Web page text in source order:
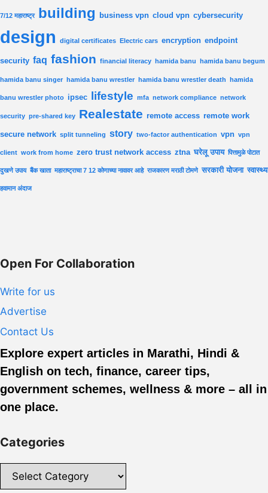
7/12 महाराष्ट्र building business vpn cloud vpn cybersecurity
design digital certificates Electric cars encryption endpoint
security faq fashion financial literacy hamida banu hamida banu begum
hamida banu singer hamida banu wrestler hamida banu wrestler death hamida
banu wrestler photo ipsec lifestyle mfa network compliance network
security pre-shared key Realestate remote access remote work
secure network split tunneling story two-factor authentication vpn vpn
client work from home zero trust network access ztna घरेलू उपाय पित्तामुळे पोटात
दुखणे उपाय बैंक खाता महाराष्ट्राचा 7 12 कोणाच्या नावावर आहे राजकारण मराठी टोमणे सरकारी योजना स्वास्थ्य
हवामान अंदाज
Open For Collaboration
Write for us
Advertise
Contact Us
Explore expert articles in Marathi, Hindi &
English on tech, finance, career tips,
government schemes, wellness & more – all in
one place.
Categories
Categories